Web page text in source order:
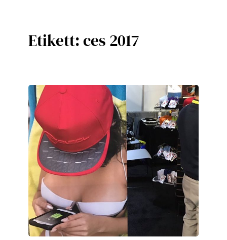
Etikett:ces 2017